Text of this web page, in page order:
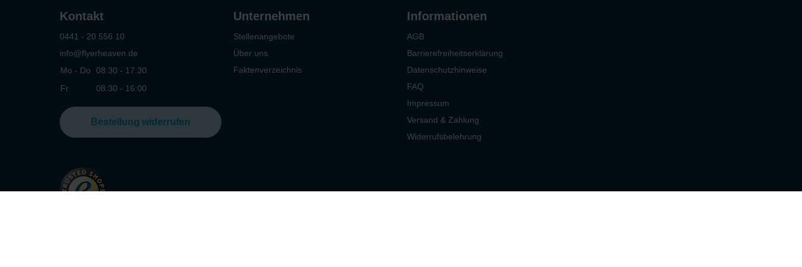
Kontakt
0441 - 20 556 10
info@flyerheaven.de
Mo - Do
08:30 - 17:30
Fr
08:30 - 16:00
Bestellung widerrufen
Unternehmen
Stellenangebote
Über uns
Faktenverzeichnis
Informationen
AGB
Barrierefreiheitserklärung
Datenschutzhinweise
FAQ
Impressum
Versand & Zahlung
Widerrufsbelehrung